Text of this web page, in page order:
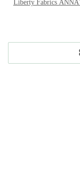
Liberty Fabrics